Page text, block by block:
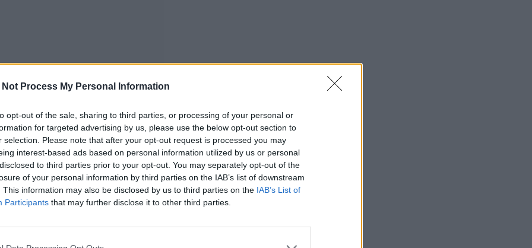
Not Process My Personal Information
opt-out of the sale, sharing to third parties, or processing of your personal or
for targeted advertising by us, please use the below opt-out section to
selection. Please note that after your opt-out request is processed you may
interest-based ads based on personal information utilized by us or personal
to third parties prior to your opt-out. You may separately opt-out of the
of your personal information by third parties on the IAB’s list of downstream
This information may also be disclosed by us to third parties on the IAB’s List of
Participants that may further disclose it to other third parties.